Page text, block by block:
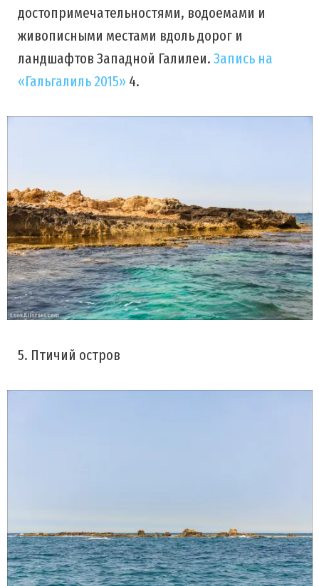
достопримечательностями, водоемами и
живописными местами вдоль дорог и
ландшафтов Западной Галилеи.Запись на
«Гальгалиль 2015» 4.
5. Птичий остров